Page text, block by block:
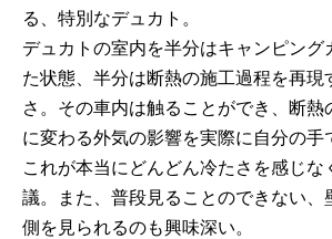
る、特別なデュカト。
デュカトの室内を半分はキャンピング
た状態、半分は断熱の施工過程を再現
さ。その車内は触ることができ、断熱
に変わる外気の影響を実際に自分の手
これが本当にどんどん冷たさを感じな
議。また、普段見ることのできない、
側を見られるのも興味深い。